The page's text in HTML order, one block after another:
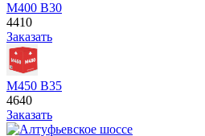
М400 В30
4410
Заказать
М450 В35
4640
Заказать